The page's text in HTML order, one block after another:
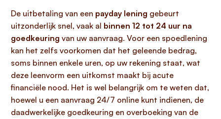
De uitbetaling van een payday lening gebeurt
uitzonderlijk snel, vaak al binnen 12 tot 24 uur na
goedkeuring van uw aanvraag. Voor een spoedlening
kan het zelfs voorkomen dat het geleende bedrag,
soms binnen enkele uren, op uw rekening staat, wat
deze leenvorm een uitkomst maakt bij acute
financiële nood. Het is wel belangrijk om te weten dat,
hoewel u een aanvraag 24/7 online kunt indienen, de
daadwerkelijke goedkeuring en overboeking van de